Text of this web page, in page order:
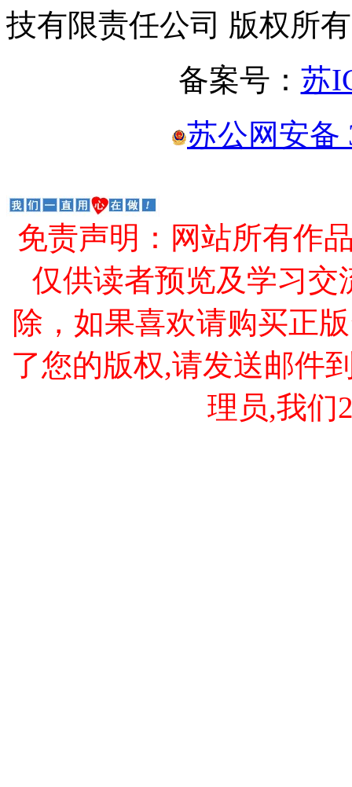
技有限责任公司 版权所有
备案号： 苏
苏公网安备
免责声明：网站所有作
仅供读者预览及学习交
除，如果喜欢请购买正
了您的版权,请发送邮件
理员,我们